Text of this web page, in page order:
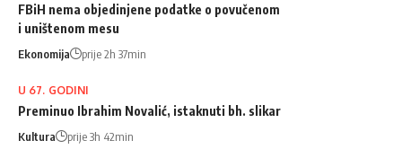
FBiH nema objedinjene podatke o povučenom
i uništenom mesu
Ekonomija prije 2h 37min
U 67. GODINI
Preminuo Ibrahim Novalić, istaknuti bh. slikar
Kultura prije 3h 42min